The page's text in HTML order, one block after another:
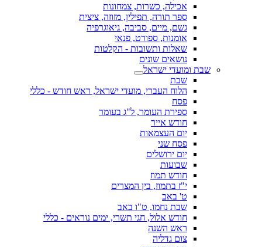
אכילה, כשרות, צמחונות
ספר תורה, תפילין, מזוזה, ציצית
גשם, מיים, סביבה, גיאוגרפיה
אומנות, ספורט, פנאי
שאלות ותשובות - הקלטות
נושאים שונים
שבת ומועדי ישראל
שבת
הלוח העברי, מועדי ישראל, ראש חודש - כללי
פסח
ספירת העומר, ל"ג בעומר
חודש אייר
יום העצמאות
פסח שני
יום ירושלים
שבועות
חודש תמוז
י"ז בתמוז, בין המצרים
ט' באב
שבת נחמו, ט"ו באב
חודש אלול, חגי תשרי, ימים נוראים - כללי
ראש השנה
צום גדליה